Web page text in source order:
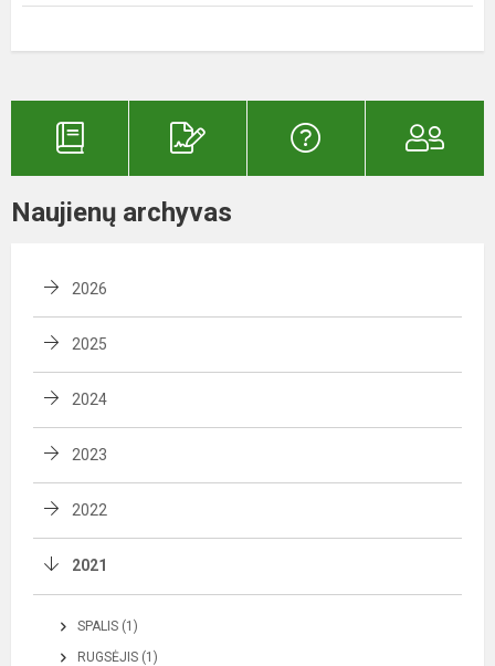
Naujienų archyvas
2026
2025
2024
2023
2022
2021
SPALIS (1)
RUGSĖJIS (1)